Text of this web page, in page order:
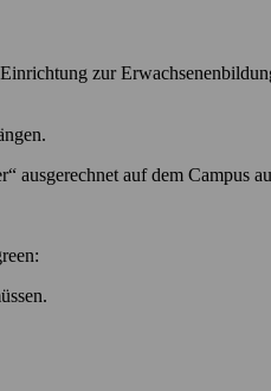
zur
ausgerechnet auf dem Campus